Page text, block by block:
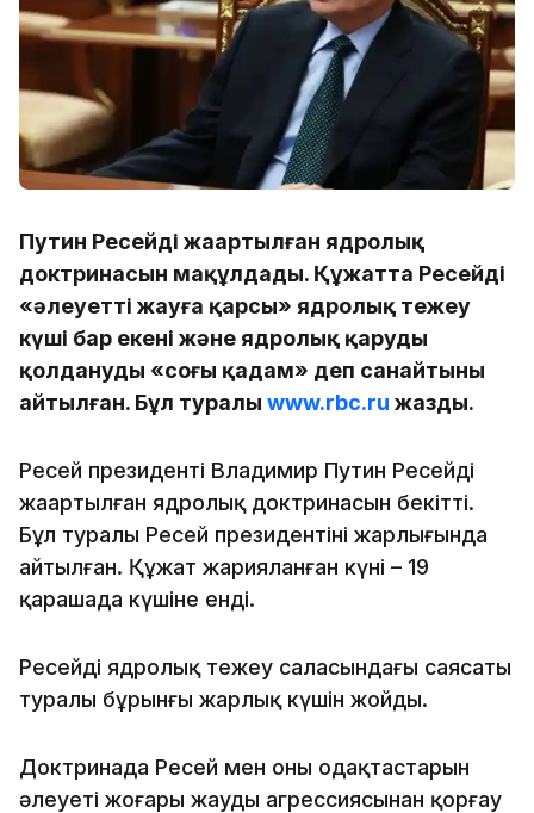
Путин Ресейдің жаңартылған ядролық
доктринасын мақұлдады. Құжатта Ресейдің
«әлеуетті жауға қарсы» ядролық тежеу ​​
күші бар екені және ядролық қаруды
қолдануды «соңғы қадам» деп санайтыны
айтылған. Бұл туралы www.rbc.ru жазды.
Ресей президенті Владимир Путин Ресейдің
жаңартылған ядролық доктринасын бекітті.
Бұл туралы Ресей президентінің жарлығында
айтылған. Құжат жарияланған күні – 19
қарашада күшіне енді.
Ресейдің ядролық тежеу ​​саласындағы саясаты
туралы бұрынғы жарлық күшін жойды.
Доктринада Ресей мен оның одақтастарын
әлеуеті жоғары жаудың агрессиясынан қорғау ​​